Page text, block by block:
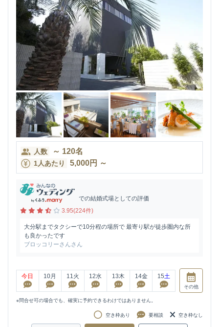
人数 ～ 120名
1人あたり 5,000円 ～
での結婚式場としての評価
3.95(224件)
大分駅までタクシーで10分程の場所で 最寄り駅が徒歩圏内な所
も良かったです
ブロッコリーさんさん
今日 10月 11 火 12水 13木 14金 15土
その他
※問合せ可の場合でも、確実に予約できるわけではありません。
空き枠あり 要相談 空き枠なし